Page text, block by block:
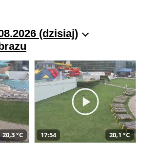
(dzisiaj)
20,3 °C 17:54 20,1 °C